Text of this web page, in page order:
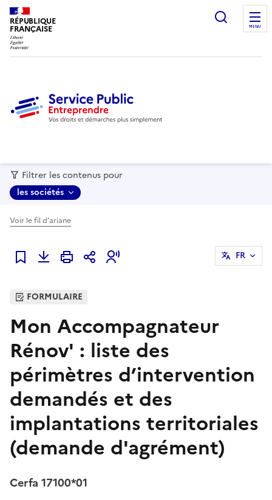
RÉPUBLIQUE
FRANÇAISE MENU
Filtrer les contenus pour
les sociétés
Voir le fil d'ariane
Ajouter à mes favoris
FR
FORMULAIRE
Mon Accompagnateur
Rénov' : liste des
périmètres d’intervention
demandés et des
implantations territoriales
(demande d'agrément)
Cerfa 17100*01